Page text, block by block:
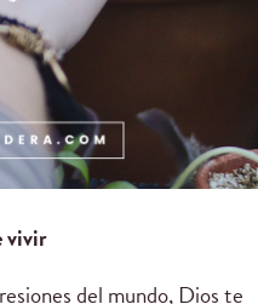
vivir
del mundo, Dios te